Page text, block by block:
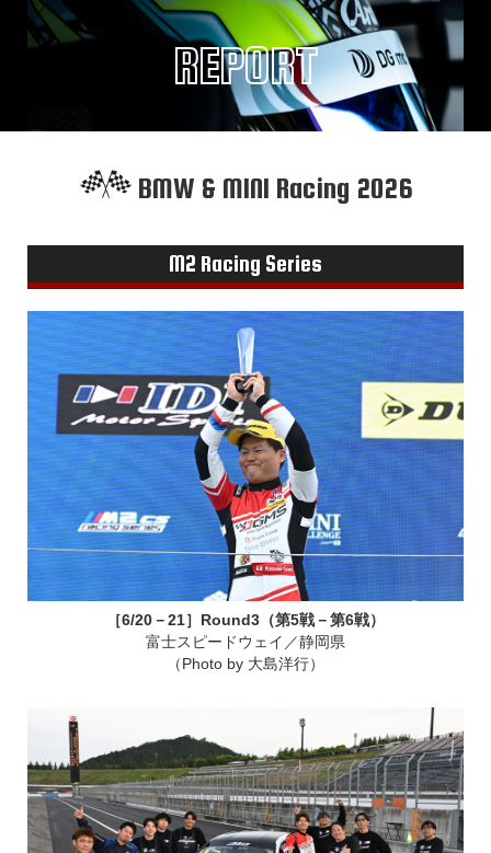
REPORT
BMW & MINI Racing 2026
M2 Racing Series
［6/20－21］Round3（第5戦－第6戦）
富士スピードウェイ／静岡県
（Photo by 大島洋行）